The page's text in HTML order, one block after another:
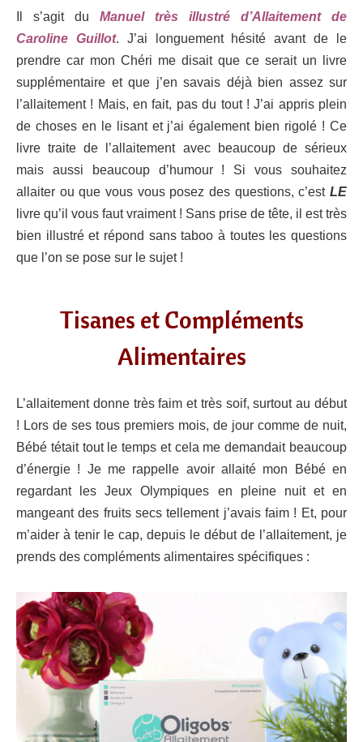
Il s’agit du Manuel très illustré d’Allaitement de
Caroline Guillot. J’ai longuement hésité avant de le
prendre car mon Chéri me disait que ce serait un livre
supplémentaire et que j’en savais déjà bien assez sur
l’allaitement ! Mais, en fait, pas du tout ! J’ai appris plein
de choses en le lisant et j’ai également bien rigolé ! Ce
livre traite de l’allaitement avec beaucoup de sérieux
mais aussi beaucoup d’humour ! Si vous souhaitez
allaiter ou que vous vous posez des questions, c’est LE
livre qu’il vous faut vraiment ! Sans prise de tête, il est très
bien illustré et répond sans taboo à toutes les questions
que l’on se pose sur le sujet !
Tisanes et Compléments
Alimentaires
L’allaitement donne très faim et très soif, surtout au début
! Lors de ses tous premiers mois, de jour comme de nuit,
Bébé tétait tout le temps et cela me demandait beaucoup
d’énergie ! Je me rappelle avoir allaité mon Bébé en
regardant les Jeux Olympiques en pleine nuit et en
mangeant des fruits secs tellement j’avais faim ! Et, pour
m’aider à tenir le cap, depuis le début de l’allaitement, je
prends des compléments alimentaires spécifiques :